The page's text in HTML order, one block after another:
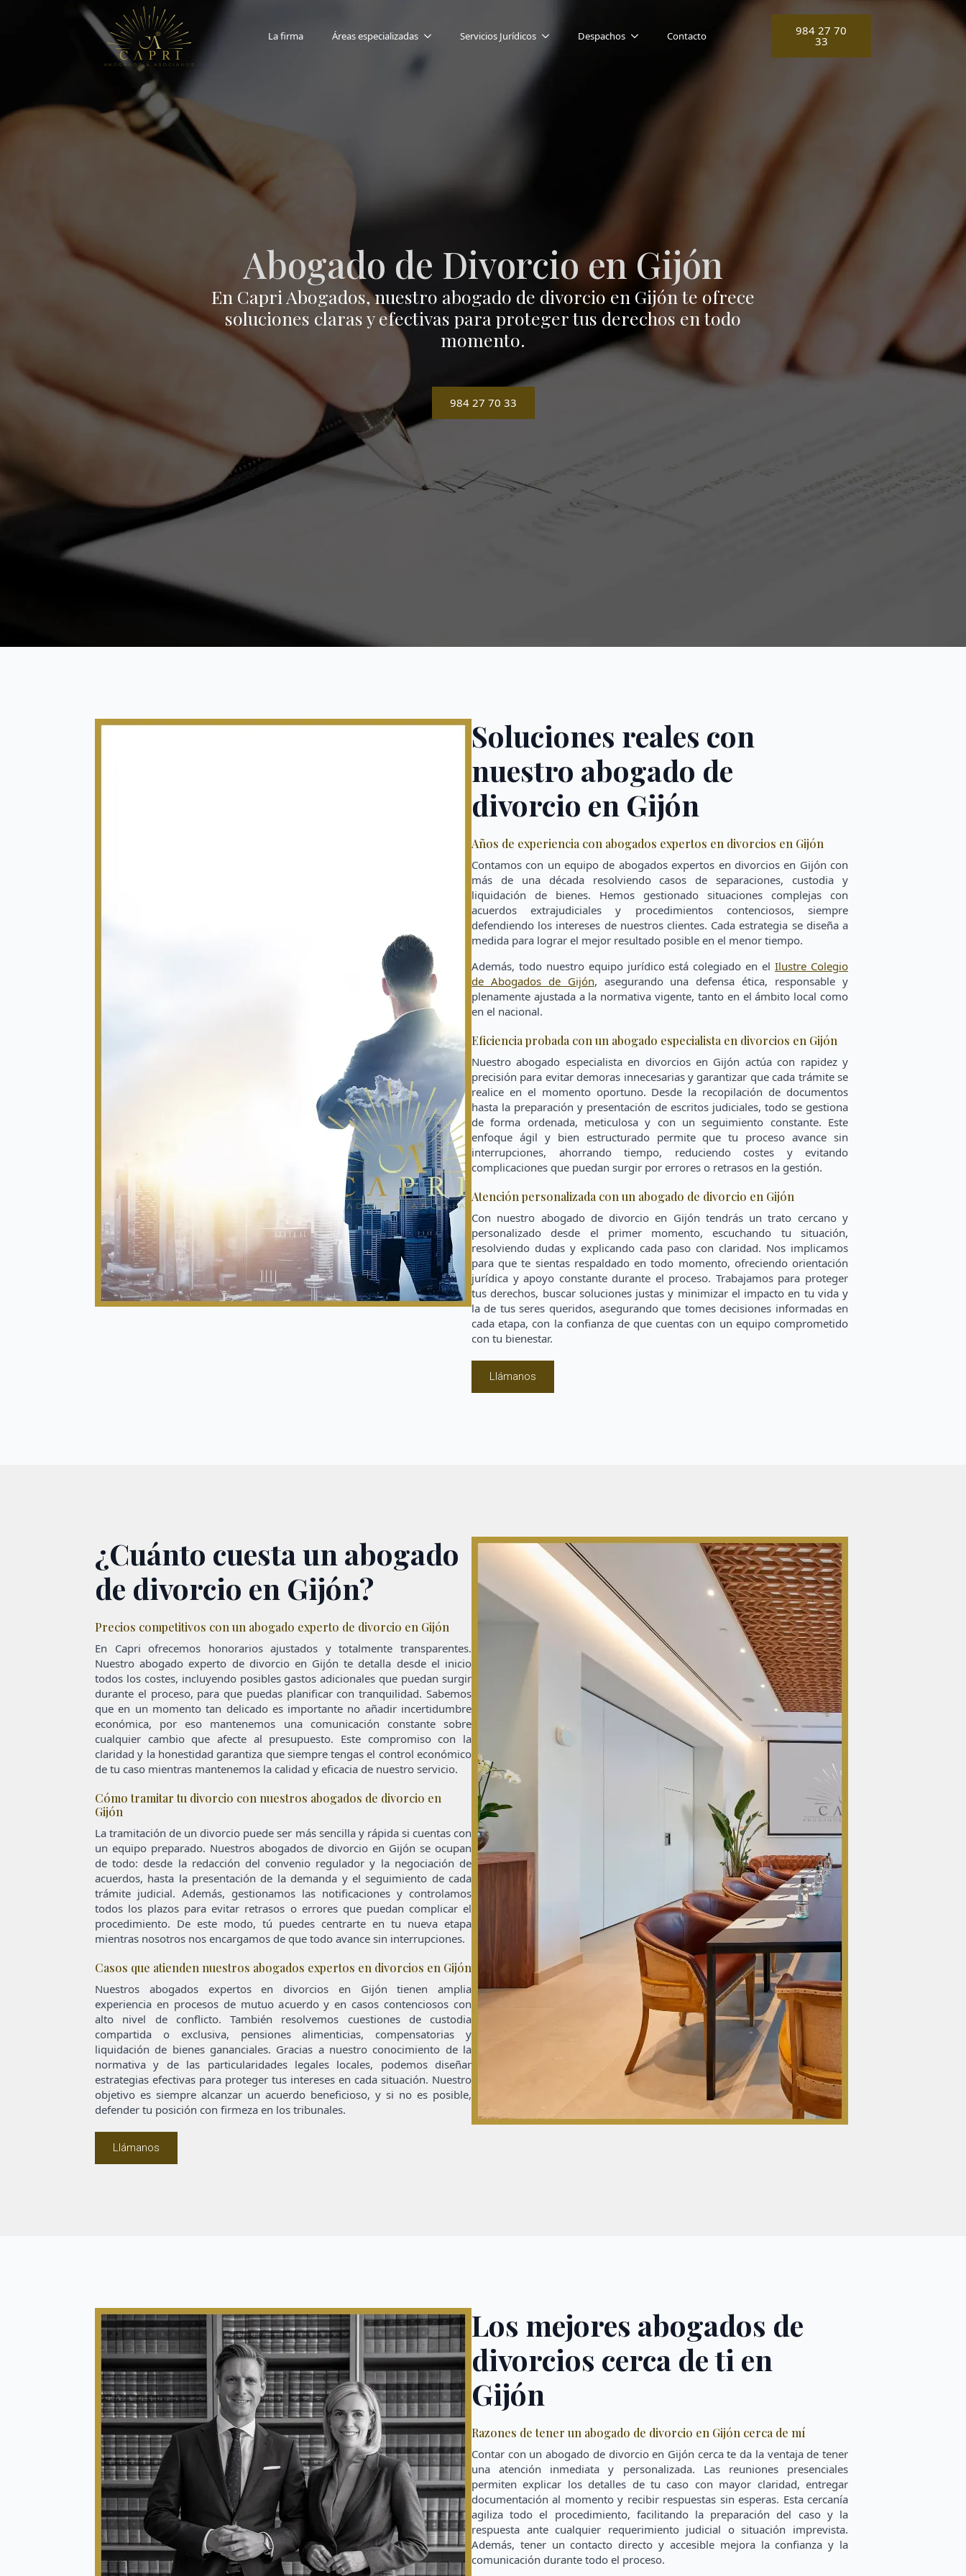
La firma Áreas especializadas Servicios Jurídicos Despachos Contacto 984 27 70
33
Abogado de Divorcio en Gijón
En Capri Abogados, nuestro abogado de divorcio en Gijón te ofrece
soluciones claras y efectivas para proteger tus derechos en todo
momento.
984 27 70 33
Soluciones reales con
nuestro abogado de
divorcio en Gijón
Años de experiencia con abogados expertos en divorcios en Gijón
Contamos con un equipo de abogados expertos en divorcios en Gijón con
más de una década resolviendo casos de separaciones, custodia y
liquidación de bienes. Hemos gestionado situaciones complejas con
acuerdos extrajudiciales y procedimientos contenciosos, siempre
defendiendo los intereses de nuestros clientes. Cada estrategia se diseña a
medida para lograr el mejor resultado posible en el menor tiempo.
Además, todo nuestro equipo jurídico está colegiado en elIlustre Colegio
de Abogados de Gijón, asegurando una defensa ética, responsable y
plenamente ajustada a la normativa vigente, tanto en el ámbito local como
en el nacional.
Eficiencia probada con un abogado especialista en divorcios en Gijón
Nuestro abogado especialista en divorcios en Gijón actúa con rapidez y
precisión para evitar demoras innecesarias y garantizar que cada trámite se
realice en el momento oportuno. Desde la recopilación de documentos
hasta la preparación y presentación de escritos judiciales, todo se gestiona
de forma ordenada, meticulosa y con un seguimiento constante. Este
enfoque ágil y bien estructurado permite que tu proceso avance sin
interrupciones, ahorrando tiempo, reduciendo costes y evitando
complicaciones que puedan surgir por errores o retrasos en la gestión.
Atención personalizada con un abogado de divorcio en Gijón
Con nuestro abogado de divorcio en Gijón tendrás un trato cercano y
personalizado desde el primer momento, escuchando tu situación,
resolviendo dudas y explicando cada paso con claridad. Nos implicamos
para que te sientas respaldado en todo momento, ofreciendo orientación
jurídica y apoyo constante durante el proceso. Trabajamos para proteger
tus derechos, buscar soluciones justas y minimizar el impacto en tu vida y
la de tus seres queridos, asegurando que tomes decisiones informadas en
cada etapa, con la confianza de que cuentas con un equipo comprometido
con tu bienestar.
Llámanos
¿Cuánto cuesta un abogado
de divorcio en Gijón?
Precios competitivos con un abogado experto de divorcio en Gijón
En Capri ofrecemos honorarios ajustados y totalmente transparentes.
Nuestro abogado experto de divorcio en Gijón te detalla desde el inicio
todos los costes, incluyendo posibles gastos adicionales que puedan surgir
durante el proceso, para que puedas planificar con tranquilidad. Sabemos
que en un momento tan delicado es importante no añadir incertidumbre
económica, por eso mantenemos una comunicación constante sobre
cualquier cambio que afecte al presupuesto. Este compromiso con la
claridad y la honestidad garantiza que siempre tengas el control económico
de tu caso mientras mantenemos la calidad y eficacia de nuestro servicio.
Cómo tramitar tu divorcio con nuestros abogados de divorcio en
Gijón
La tramitación de un divorcio puede ser más sencilla y rápida si cuentas con
un equipo preparado. Nuestros abogados de divorcio en Gijón se ocupan
de todo: desde la redacción del convenio regulador y la negociación de
acuerdos, hasta la presentación de la demanda y el seguimiento de cada
trámite judicial. Además, gestionamos las notificaciones y controlamos
todos los plazos para evitar retrasos o errores que puedan complicar el
procedimiento. De este modo, tú puedes centrarte en tu nueva etapa
mientras nosotros nos encargamos de que todo avance sin interrupciones.
Casos que atienden nuestros abogados expertos en divorcios en Gijón
Nuestros abogados expertos en divorcios en Gijón tienen amplia
experiencia en procesos de mutuo acuerdo y en casos contenciosos con
alto nivel de conflicto. También resolvemos cuestiones de custodia
compartida o exclusiva, pensiones alimenticias, compensatorias y
liquidación de bienes gananciales. Gracias a nuestro conocimiento de la
normativa y de las particularidades legales locales, podemos diseñar
estrategias efectivas para proteger tus intereses en cada situación. Nuestro
objetivo es siempre alcanzar un acuerdo beneficioso, y si no es posible,
defender tu posición con firmeza en los tribunales.
Llámanos
Los mejores abogados de
divorcios cerca de ti en
Gijón
Razones de tener un abogado de divorcio en Gijón cerca de mí
Contar con un abogado de divorcio en Gijón cerca te da la ventaja de tener
una atención inmediata y personalizada. Las reuniones presenciales
permiten explicar los detalles de tu caso con mayor claridad, entregar
documentación al momento y recibir respuestas sin esperas. Esta cercanía
agiliza todo el procedimiento, facilitando la preparación del caso y la
respuesta ante cualquier requerimiento judicial o situación imprevista.
Además, tener un contacto directo y accesible mejora la confianza y la
comunicación durante todo el proceso.